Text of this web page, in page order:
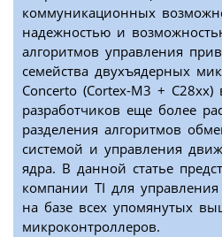
коммуникационных
надежностью и
алгоритмов управления
семейства двухъядерных
Concerto (Cortex-M3 + C28xx)
разработчиков еще более
разделения алгоритмов
системой и управления
ядра. В данной статье
компании TI для управления
на базе всех упомянутых
микроконтроллеров.